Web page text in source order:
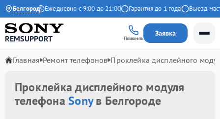
Белгород
Яндекс Ежедневно с 9:00 до 21:00 Гарантия до 1 года Выезд
REMSUPPORT Позвонить
Заявка
Главная Ремонт телефонов Проклейка дисплейного
Проклейка дисплейного модуля
телефонаSonyв Белгороде